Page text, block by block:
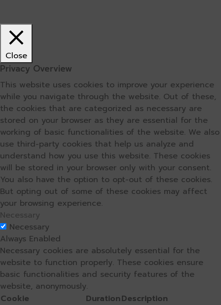
Close
Privacy Overview
This website uses cookies to improve your experience
while you navigate through the website. Out of these,
the cookies that are categorized as necessary are
stored on your browser as they are essential for the
working of basic functionalities of the website. We also
use third-party cookies that help us analyze and
understand how you use this website. These cookies
will be stored in your browser only with your consent.
You also have the option to opt-out of these cookies.
But opting out of some of these cookies may affect
your browsing experience.
Necessary
Necessary
Always Enabled
Necessary cookies are absolutely essential for the
website to function properly. These cookies ensure
basic functionalities and security features of the
website, anonymously.
Cookie
DurationDescription